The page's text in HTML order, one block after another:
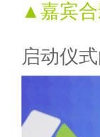
▲嘉宾
启动仪